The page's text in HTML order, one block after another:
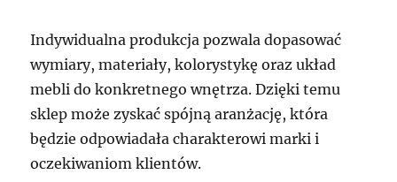
Indywidualna produkcja pozwala dopasować
wymiary, materiały, kolorystykę oraz układ
mebli do konkretnego wnętrza. Dzięki temu
sklep może zyskać spójną aranżację, która
będzie odpowiadała charakterowi marki i
oczekiwaniom klientów.